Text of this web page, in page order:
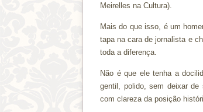
Meirelles na Cultura).
Mais do que isso, é um
tapa na cara de jornalista e
toda a diferença.
Não é que ele tenha a
gentil, polido, sem deixar
com clareza da posição